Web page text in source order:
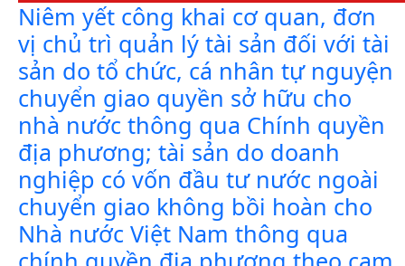
Niêm yết công khai cơ quan, đơn
vị chủ trì quản lý tài sản đối với tài
sản do tổ chức, cá nhân tự nguyện
chuyển giao quyền sở hữu cho
nhà nước thông qua Chính quyền
địa phương; tài sản do doanh
nghiệp có vốn đầu tư nước ngoài
chuyển giao không bồi hoàn cho
Nhà nước Việt Nam thông qua